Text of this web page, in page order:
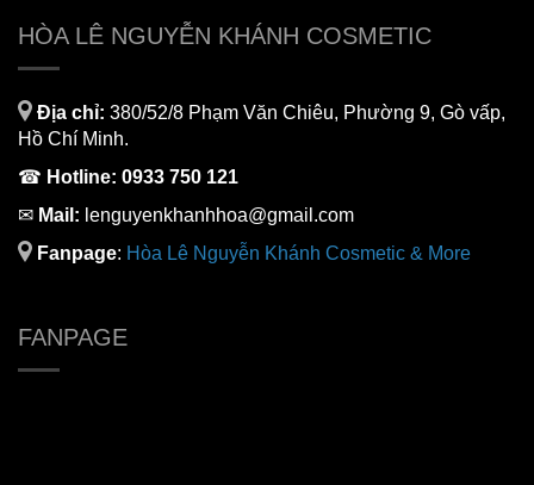
HÒA LÊ NGUYỄN KHÁNH COSMETIC
Địa chỉ: 380/52/8 Phạm Văn Chiêu, Phường 9, Gò vấp,
Hồ Chí Minh.
☎ Hotline: 0933 750 121
✉ Mail: lenguyenkhanhhoa@gmail.com
Fanpage: Hòa Lê Nguyễn Khánh Cosmetic & More
FANPAGE